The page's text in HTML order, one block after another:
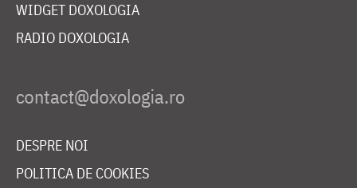
WIDGET DOXOLOGIA
RADIO DOXOLOGIA
DESPRE NOI
POLITICA DE COOKIES